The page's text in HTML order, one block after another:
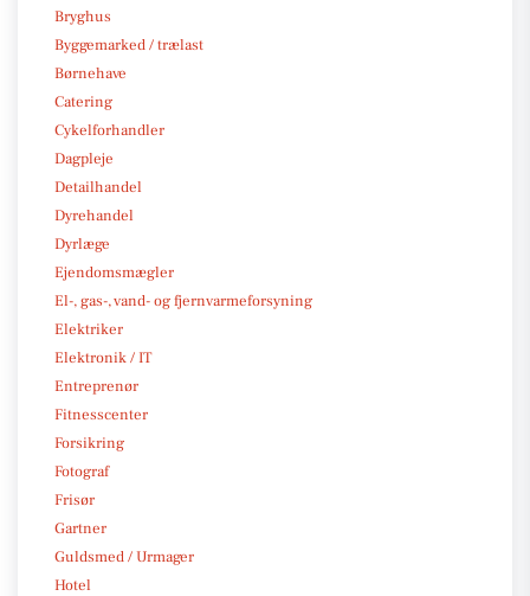
Bryghus
Byggemarked / trælast
Børnehave
Catering
Cykelforhandler
Dagpleje
Detailhandel
Dyrehandel
Dyrlæge
Ejendomsmægler
El-, gas-, vand- og fjernvarmeforsyning
Elektriker
Elektronik / IT
Entreprenør
Fitnesscenter
Forsikring
Fotograf
Frisør
Gartner
Guldsmed / Urmager
Hotel